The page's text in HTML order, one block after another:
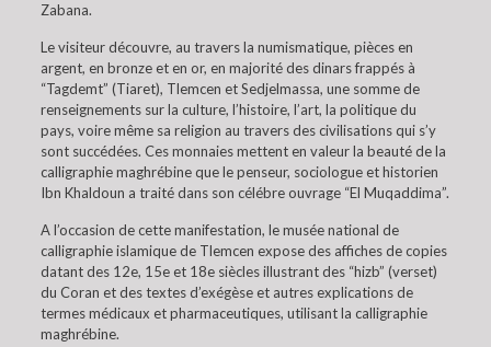
Zabana.
Le visiteur découvre, au travers la numismatique, pièces en
argent, en bronze et en or, en majorité des dinars frappés à
“Tagdemt” (Tiaret), Tlemcen et Sedjelmassa, une somme de
renseignements sur la culture, l’histoire, l’art, la politique du
pays, voire même sa religion au travers des civilisations qui s’y
sont succédées. Ces monnaies mettent en valeur la beauté de la
calligraphie maghrébine que le penseur, sociologue et historien
Ibn Khaldoun a traité dans son célébre ouvrage “El Muqaddima”.
A l’occasion de cette manifestation, le musée national de
calligraphie islamique de Tlemcen expose des affiches de copies
datant des 12e, 15e et 18e siècles illustrant des “hizb” (verset)
du Coran et des textes d’exégèse et autres explications de
termes médicaux et pharmaceutiques, utilisant la calligraphie
maghrébine.